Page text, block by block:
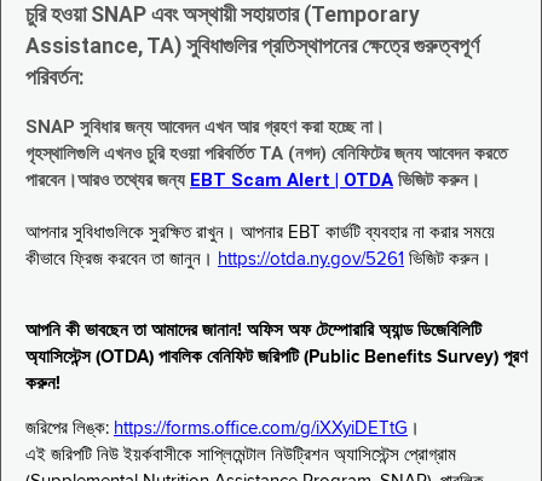
চুরি হওয়া SNAP এবং অস্থায়ী সহায়তার (Temporary
Assistance, TA) সুবিধাগুলির প্রতিস্থাপনের ক্ষেত্রে গুরুত্বপূর্ণ
পরিবর্তন:
SNAP সুবিধার জন্য আবেদন এখন আর গ্রহণ করা হচ্ছে না।
গৃহস্থালিগুলি এখনও চুরি হওয়া পরিবর্তিত TA (নগদ) বেনিফিটের জ্নয আবেদন করতে
পারবেন।আরও তথ্যের জন্য EBT Scam Alert | OTDA ভিজিট করুন।
আপনার সুবিধাগুলিকে সুরক্ষিত রাখুন। আপনার EBT কার্ডটি ব্যবহার না করার সময়ে
কীভাবে ফ্রিজ করবেন তা জানুন। https://otda.ny.gov/5261 ভিজিট করুন।
আপনি কী ভাবছেন তা আমাদের জানান! অফিস অফ টেম্পোরারি অ্যান্ড ডিজেবিলিটি
অ্যাসিস্টেন্স (OTDA) পাবলিক বেনিফিট জরিপটি (Public Benefits Survey) পূরণ
করুন!
জরিপের লিঙ্ক: https://forms.office.com/g/iXXyiDETtG ।
এই জরিপটি নিউ ইয়র্কবাসীকে সাপ্লিমেন্টাল নিউট্রিশন অ্যাসিস্টেন্স প্রোগ্রাম